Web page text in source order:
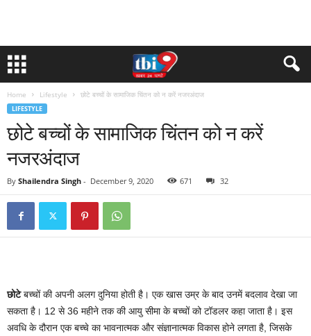
Home Lifestyle छोटे बच्चों के सामाजिक चिंतन को न करें नजरअंदाज
LIFESTYLE
छोटे बच्चों के सामाजिक चिंतन को न करें
नजरअंदाज
By Shailendra Singh - December 9, 2020 671 32
छोटेबच्चों की अपनी अलग दुनिया होती है। एक खास उम्र के बाद उनमें बदलाव देखा जा
सकता है। 12 से 36 महीने तक की आयु सीमा के बच्चों को टॉडलर कहा जाता है। इस
अवधि के दौरान एक बच्चे का भावनात्मक और संज्ञानात्मक विकास होने लगता है, जिसके